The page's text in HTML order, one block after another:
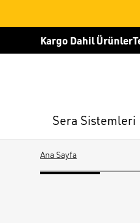
Kargo Dahil Ürünler
Sera Sistemleri
Ana Sayfa